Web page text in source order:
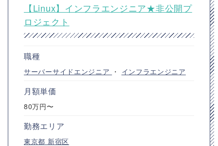
【Linux】インフラエンジニア★非公開プ
ロジェクト
職種
サーバーサイドエンジニア ・ インフラエンジニア
月額単価
80万円〜
勤務エリア
東京都 新宿区